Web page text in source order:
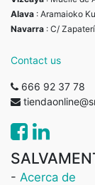
Alava : Aramaioko
Navarra : C/
Contact us
666 92 37 78
- Acerca de